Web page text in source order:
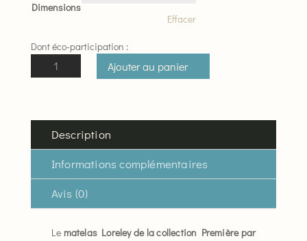
3.550 €
Dimensions
Effacer
Dont éco-participation :
quantité
de
Tréca
collection
Première
Ajouter au panier
Description
Informations complémentaires
Avis (0)
Le matelas Loreley de la collection Première par